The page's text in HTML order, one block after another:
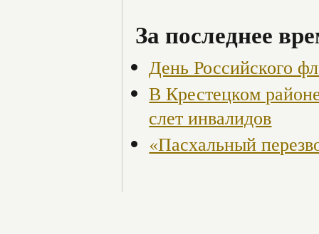
За последнее
День Российского
В Крестецком
слет инвалидов
«Пасхальный